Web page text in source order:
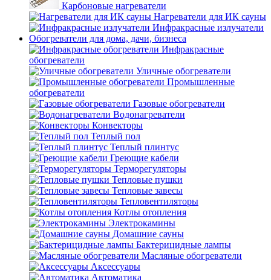
Карбоновые нагреватели
Нагреватели для ИК сауны
Инфракрасные излучатели
Обогреватели для дома, дачи, бизнеса
Инфракрасные
обогреватели
Уличные обогреватели
Промышленные
обогреватели
Газовые обогреватели
Водонагреватели
Конвекторы
Теплый пол
Теплый плинтус
Греющие кабели
Терморегуляторы
Тепловые пушки
Тепловые завесы
Тепловентиляторы
Котлы отопления
Электрокамины
Домашние сауны
Бактерицидные лампы
Масляные обогреватели
Аксессуары
Автоматика